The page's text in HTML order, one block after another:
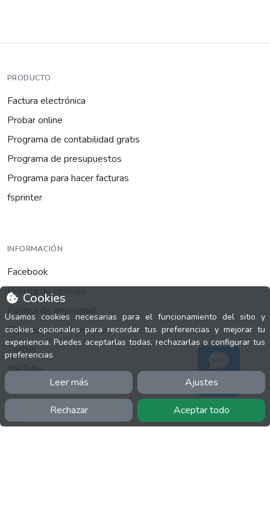
Cookies
Usamos cookies necesarias para el funcionamiento del sitio y
cookies opcionales para recordar tus preferencias y mejorar tu
experiencia. Puedes aceptarlas todas, rechazarlas o configurar tus
preferencias
Leer más Ajustes
Rechazar Aceptar todo
PRODUCTO
Factura electrónica
Probar online
Programa de contabilidad gratis
Programa de presupuestos
Programa para hacer facturas
fsprinter
INFORMACIÓN
Facebook
Polícita de cookies
Política de privacidad
Términos y condiciones
Twitter
YouTube
MÁS
Soporte